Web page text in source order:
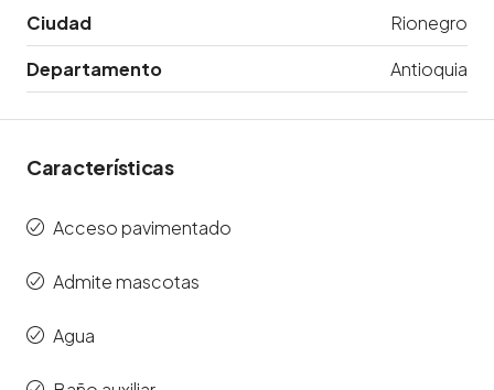
Ciudad
Rionegro
Departamento
Antioquia
Características
Acceso pavimentado
Admite mascotas
Agua